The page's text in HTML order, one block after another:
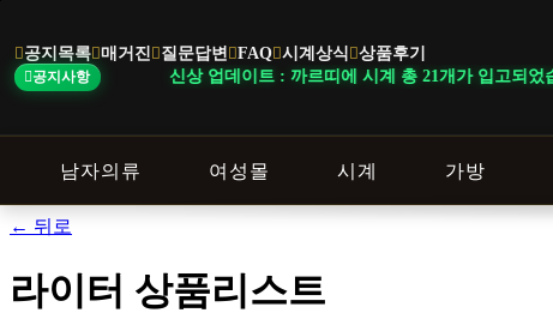
공지목록 매거진 질문답변 FAQ 시계상식 상품후기
공지사항 신상 업데이트 : 까르띠에 시계 총 21개가 입고되었습니다.
남자의류 여성몰 시계 가방
바
로
기
← 뒤로
라이터 상품리스트